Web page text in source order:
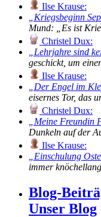
Ilse Krause:
Kriegsbeginn
Mund: „Es ist
Christel Dux:
Lehrjahre sind
geschickt, um
Ilse Krause:
Der Engel im
eisernes Tor, das
Christel Dux:
Meine Freundin
Dunkeln auf der
Ilse Krause:
Einschulung
immer
Blog-
Unser Blog